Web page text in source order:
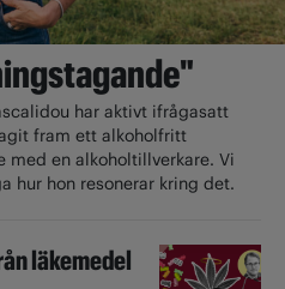
har aktivt ifrågasatt
fram ett alkoholfritt
med en alkoholtillverkare. Vi
hur hon resonerar kring det.
läkemedel